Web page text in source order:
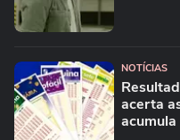
NOTÍCIAS
acerta